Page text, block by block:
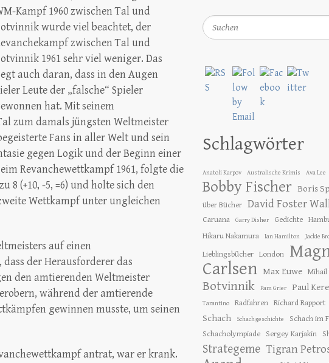
Kampf 1960 zwischen Tal und
wurde viel beachtet, der
zwischen Tal und
1961 sehr viel weniger. Das
auch daran, dass in den Augen
Leute der „falsche“ Spieler
hat. Mit seinem
zum damals jüngsten Weltmeister
Fans in aller Welt und sein
gegen Logik und der Beginn einer
Revanchewettkampf 1961, folgte die
(+10, -5, =6) und holte sich den
Wettkampf unter ungleichen
auf einen
der Herausforderer das
den amtierenden Weltmeister
während der amtierende
gewinnen musste, um seinen
antrat, war er krank.
Suchen
Schlagwörter
Anatoli Karpov Australische Krimis Ava Lee
Bobby Fischer Boris
über Bücher David Foster
Caruana
Garry Disher Gedichte
Hikaru Nakamura Ian Hamilton Jackie
Lieblingsbücher London
Carlsen Max Euwe Mihail
Botvinnik
Pam Grier Paul
Tarantino Radfahren Richard Rapport
Schach Schachgeschichte
Schach im
Schacholympiade
Sergey Karjakin
Strategeme Tigran